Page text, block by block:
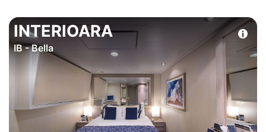
INTERIOARA
IB - Bella